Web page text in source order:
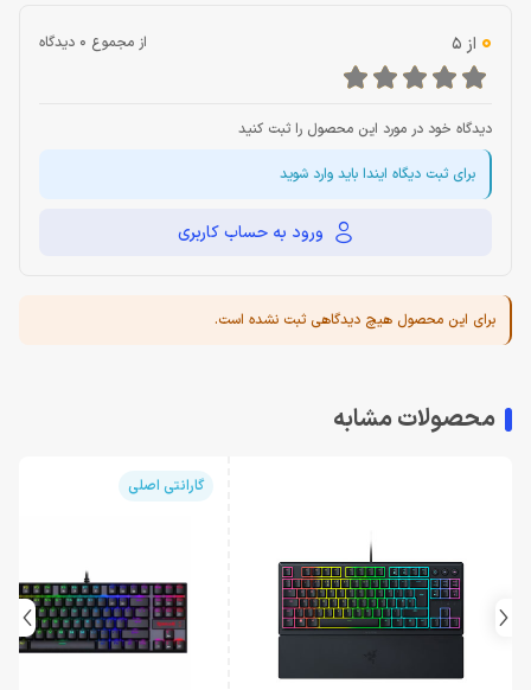
0 از 5 از مجموع 0 دیدگاه
دیدگاه خود در مورد این محصول را ثبت کنید
برای ثبت دیگاه ایندا باید وارد شوید
ورود به حساب کاربری
برای این محصول هیچ دیدگاهی ثبت نشده است.
محصولات مشابه
گارانتی اصلی